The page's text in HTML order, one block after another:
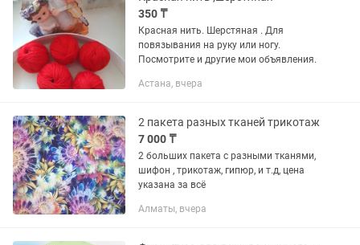
350 ₸
Красная нить. Шерстяная . Для
повязывания на руку или ногу.
Посмотрите и другие мои объявления.
Астана, вчера
2 пакета разных тканей трикотаж
7 000 ₸
2 больших пакета с разными тканями,
шифон , трикотаж, гипюр, и т.д, цена
указана за всё
Алматы, вчера